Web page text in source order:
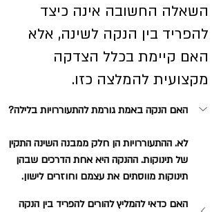
השאלה החשובה אינה כיצד
להפריד בין הנקה לשינה, אלא
האם קיימת בכלל הצדקה
מקצועית להמלצה כזו.
האם הנקה באמת גורמת להתעוררויות בלילה?
לא. ההתעוררויות הן חלק ממבנה השינה התקין
של תינוקות. ההנקה היא אחת הדרכים שבהן
תינוקות מווסתים את עצמם וחוזרים לישון.
האם כדאי להמליץ להורים להפריד בין הנקה